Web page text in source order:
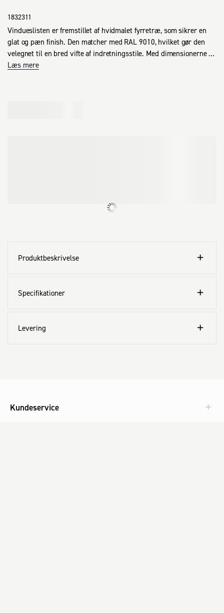
1832311
Vindueslisten er fremstillet af hvidmalet fyrretræ, som sikrer en
glat og pæn finish. Den matcher med RAL 9010, hvilket gør den
velegnet til en bred vifte af indretningsstile. Med dimensionerne
15x33 mm passer listen godt ind i vinduesåbninger og bidrager til
Læs mere
Produktbeskrivelse
Specifikationer
Levering
Kundeservice